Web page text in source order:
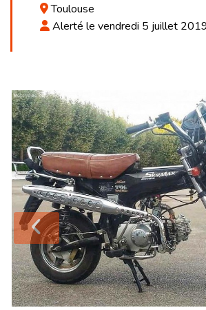
Toulouse
Alerté le vendredi 5 juillet